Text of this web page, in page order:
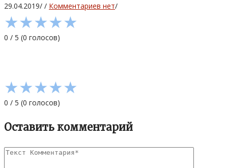
29.04.2019/ / Комментариев нет/
★★★★★
0 / 5 (0 голосов)
★★★★★
0 / 5 (0 голосов)
Оставить комментарий